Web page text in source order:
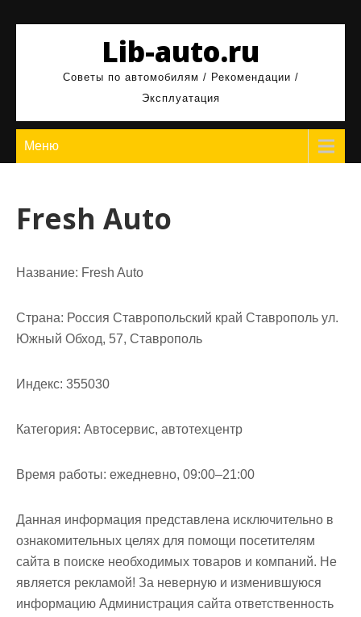
Lib-auto.ru
Советы по автомобилям / Рекомендации /
Эксплуатация
Меню
Fresh Auto
Название: Fresh Auto
Страна: Россия Ставропольский край Ставрополь ул.
Южный Обход, 57, Ставрополь
Индекс: 355030
Категория: Автосервис, автотехцентр
Время работы: ежедневно, 09:00–21:00
Данная информация представлена исключительно в
ознакомительных целях для помощи посетителям
сайта в поиске необходимых товаров и компаний. Не
является рекламой! За неверную и изменившуюся
информацию Администрация сайта ответственность